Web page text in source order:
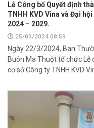
Lễ Công bố Quyết định
TNHH KVD Vina và Đại
2024 – 2029.
25/03/2024 08:59
Ngày 22/3/2024, Ban
Buôn Ma Thuột tổ chức Lễ
cơ sở Công ty TNHH KVD